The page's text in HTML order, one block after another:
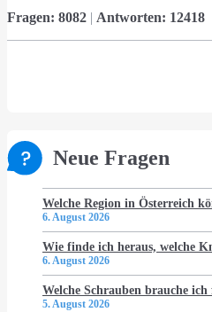
Fragen: 8082 | Antworten: 12418
Neue Fragen
Welche Region in Österreich
6. August 2026
Wie finde ich heraus, welche
6. August 2026
Welche Schrauben brauche
5. August 2026